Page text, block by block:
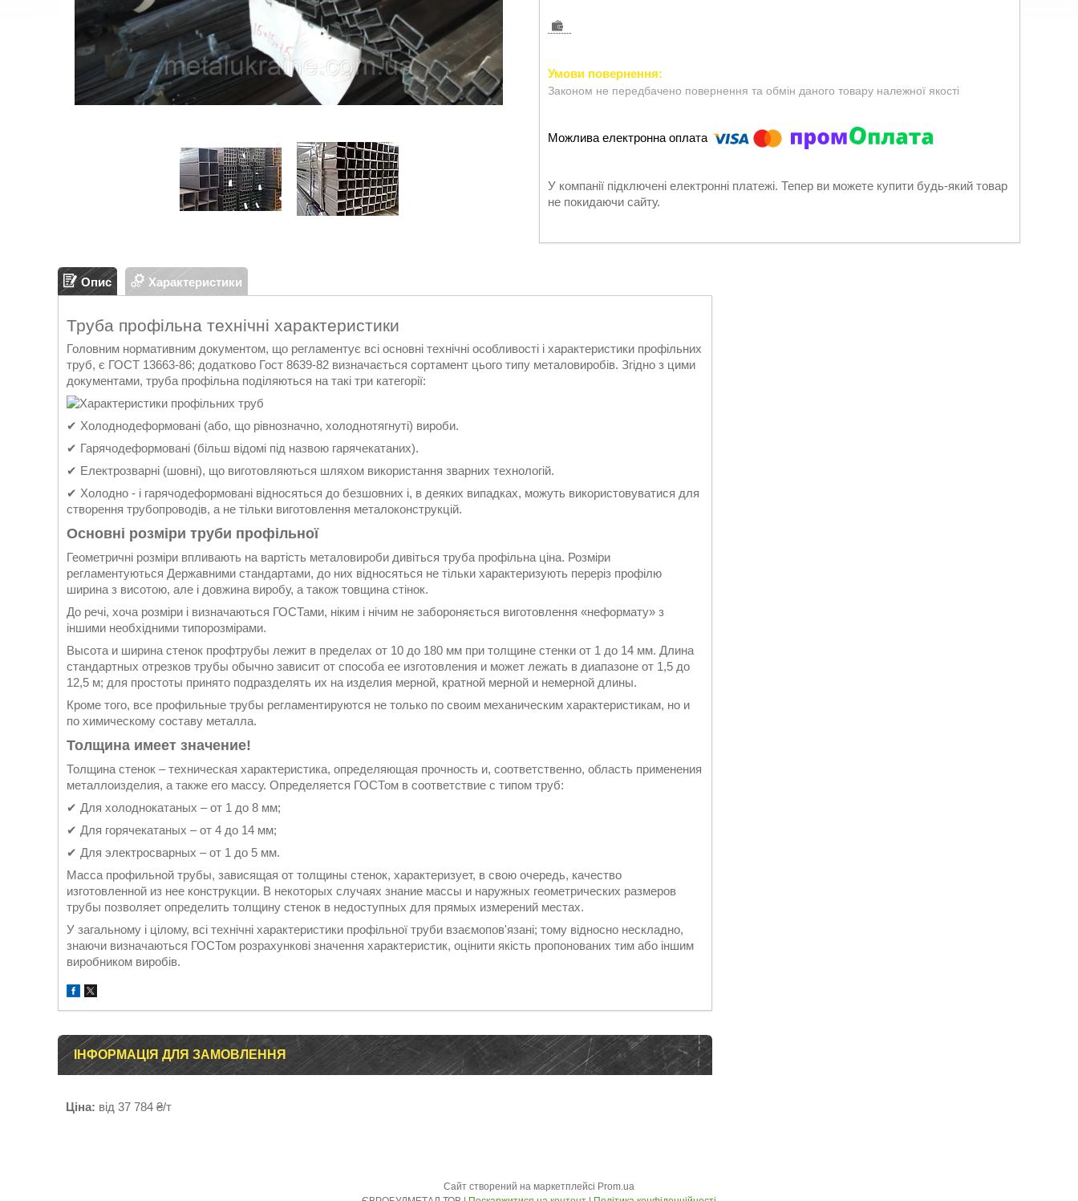
Законом не передбачено повернення та обмін даного товару належної якості
У компанії підключені електронні платежі. Тепер ви можете купити будь-який товар
не покидаючи сайту.
Опис Характеристики
Труба профільна технічні характеристики
Головним нормативним документом, що регламентує всі основні технічні особливості і характеристики профільних
труб, є ГОСТ 13663-86; додатково Гост 8639-82 визначається сортамент цього типу металовиробів. Згідно з цими
документами, труба профільна поділяються на такі три категорії:
✔ Холоднодеформовані (або, що рівнозначно, холоднотягнуті) вироби.
✔ Гарячодеформовані (більш відомі під назвою гарячекатаних).
✔ Електрозварні (шовні), що виготовляються шляхом використання зварних технологій.
✔ Холодно - і гарячодеформовані відносяться до безшовних і, в деяких випадках, можуть використовуватися для
створення трубопроводів, а не тільки виготовлення металоконструкцій.
Основні розміри труби профільної
Геометричні розміри впливають на вартість металовироби дивіться труба профільна ціна. Розміри
регламентуються Державними стандартами, до них відносяться не тільки характеризують переріз профілю
ширина з висотою, але і довжина виробу, а також товщина стінок.
До речі, хоча розміри і визначаються ГОСТами, ніким і нічим не забороняється виготовлення «неформату» з
іншими необхідними типорозмірами.
Высота и ширина стенок профтрубы лежит в пределах от 10 до 180 мм при толщине стенки от 1 до 14 мм. Длина
стандартных отрезков трубы обычно зависит от способа ее изготовления и может лежать в диапазоне от 1,5 до
12,5 м; для простоты принято подразделять их на изделия мерной, кратной мерной и немерной длины.
Кроме того, все профильные трубы регламентируются не только по своим механическим характеристикам, но и
по химическому составу металла.
Толщина имеет значение!
Толщина стенок – техническая характеристика, определяющая прочность и, соответственно, область применения
металлоизделия, а также его массу. Определяется ГОСТом в соответствие с типом труб:
✔ Для холоднокатаных – от 1 до 8 мм;
✔ Для горячекатаных – от 4 до 14 мм;
✔ Для электросварных – от 1 до 5 мм.
Масса профильной трубы, зависящая от толщины стенок, характеризует, в свою очередь, качество
изготовленной из нее конструкции. В некоторых случаях знание массы и наружных геометрических размеров
трубы позволяет определить толщину стенок в недоступных для прямых измерений местах.
У загальному і цілому, всі технічні характеристики профільної труби взаємопов'язані; тому відносно нескладно,
знаючи визначаються ГОСТом розрахункові значення характеристик, оцінити якість пропонованих тим або іншим
виробником виробів.
ІНФОРМАЦІЯ ДЛЯ ЗАМОВЛЕННЯ
Ціна: від 37 784 ₴/т
Сайт створений на маркетплейсі Prom.ua